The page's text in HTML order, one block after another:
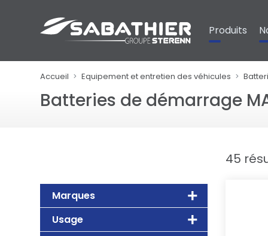
Produits
Accueil Equipement et entretien des véhicules
Batteries de démarrage
Marques
Usage
45